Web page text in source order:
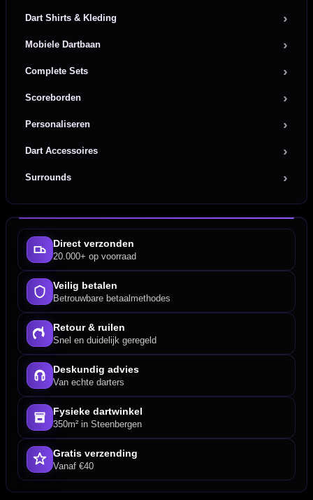
Dart Shirts & Kleding
Mobiele Dartbaan
Complete Sets
Scoreborden
Personaliseren
Dart Accessoires
Surrounds
Direct verzonden
20.000+ op voorraad
Veilig betalen
Betrouwbare betaalmethodes
Retour & ruilen
Snel en duidelijk geregeld
Deskundig advies
Van echte darters
Fysieke dartwinkel
350m² in Steenbergen
Gratis verzending
Vanaf €40